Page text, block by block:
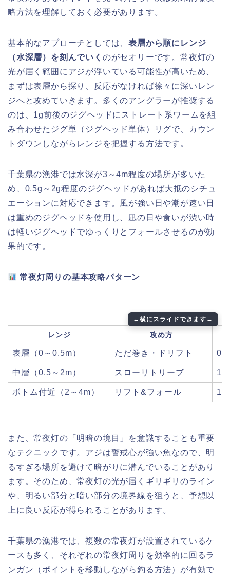
略方法を理解しておく必要があります。
基本的なアプローチとしては、表層から順にレンジ
（水深層）を刻んでいく のがセオリーです。常夜灯の
光が届く範囲にアジが浮いている可能性が高いため、
まずは表層から探り、反応がなければ徐々に深いレン
ジへと攻めていきます。多くのアングラーが推奨する
のは、1g前後のジグヘッドにストレート系ワームを組
み合わせたジグ単（ジグヘッド単体）リグで、カウン
トダウンしながらレンジを把握する方法です。
千葉県の漁港では水深が3～4m程度の場所が多いた
め、0.5g～2g程度のジグヘッドがあれば大抵のシチュ
エーションに対応できます。風が強い日や潮が速い日
は重めのジグヘッドを使用し、凪の日や食いが渋い時
は軽いジグヘッドでゆっくりとフォールさせるのが効
果的です。
常夜灯周りの基本攻略パターン
レンジ 攻め方
表層（0～0.5m） ただ巻き・ドリフト
中層（0.5～2m） スローリトリーブ 1
ボトム付近（2～4m） リフト&フォール
また、常夜灯の「明暗の境目」を意識することも重要
なテクニックです。アジは警戒心が強い魚なので、明
るすぎる場所を避けて暗がりに潜んでいることがあり
ます。そのため、常夜灯の光が届くギリギリのライン
や、明るい部分と暗い部分の境界線を狙うと、予想以
上に良い反応が得られることがあります。
千葉県の漁港では、複数の常夜灯が設置されているケ
ースも多く、それぞれの常夜灯周りを効率的に回るラ
ンガン（ポイントを移動しながら釣る方法）が有効で